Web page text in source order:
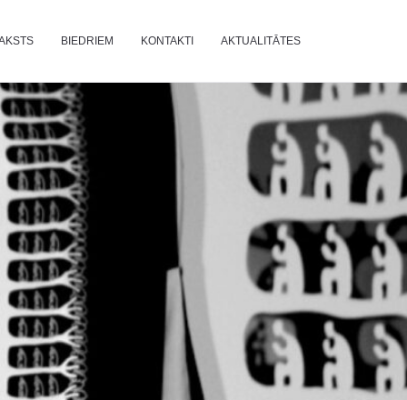
BIEDRIEM KONTAKTI AKTUALITĀTES